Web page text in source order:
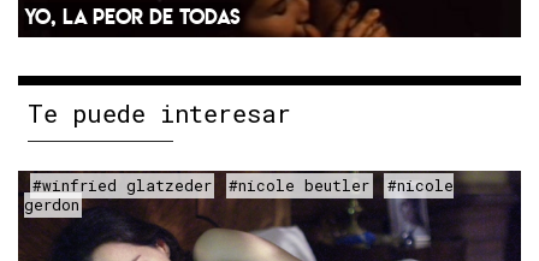
YO, LA PEOR DE TODAS
Te puede interesar
#winfried glatzeder #nicole beutler
#nicole
gerdon